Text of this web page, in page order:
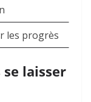
les progrès
laisser